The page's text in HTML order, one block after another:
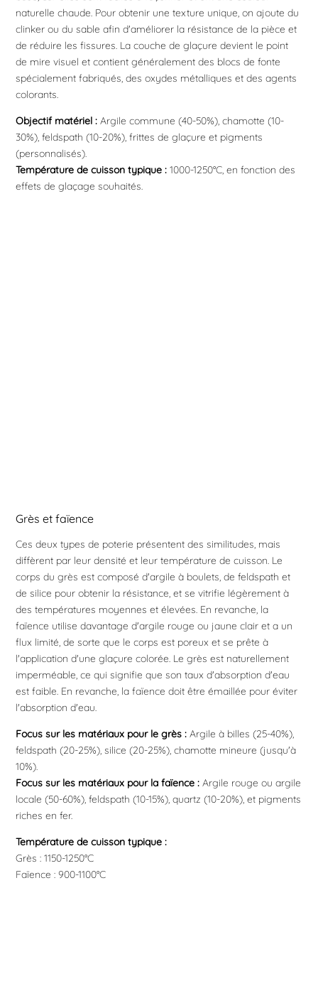
naturelle chaude. Pour obtenir une texture unique, on ajoute du
clinker ou du sable afin d'améliorer la résistance de la pièce et
de réduire les fissures. La couche de glaçure devient le point
de mire visuel et contient généralement des blocs de fonte
spécialement fabriqués, des oxydes métalliques et des agents
colorants.
Objectif matériel : Argile commune (40-50%), chamotte (10-
30%), feldspath (10-20%), frittes de glaçure et pigments
(personnalisés).
Température de cuisson typique : 1000-1250°C, en fonction des
effets de glaçage souhaités.
Grès et faïence
Ces deux types de poterie présentent des similitudes, mais
diffèrent par leur densité et leur température de cuisson. Le
corps du grès est composé d'argile à boulets, de feldspath et
de silice pour obtenir la résistance, et se vitrifie légèrement à
des températures moyennes et élevées. En revanche, la
faïence utilise davantage d'argile rouge ou jaune clair et a un
flux limité, de sorte que le corps est poreux et se prête à
l'application d'une glaçure colorée. Le grès est naturellement
imperméable, ce qui signifie que son taux d'absorption d'eau
est faible. En revanche, la faïence doit être émaillée pour éviter
l'absorption d'eau.
Focus sur les matériaux pour le grès : Argile à billes (25-40%),
feldspath (20-25%), silice (20-25%), chamotte mineure (jusqu'à
10%).
Focus sur les matériaux pour la faïence : Argile rouge ou argile
locale (50-60%), feldspath (10-15%), quartz (10-20%), et pigments
riches en fer.
Température de cuisson typique :
Grès : 1150-1250°C
Faïence : 900-1100°C